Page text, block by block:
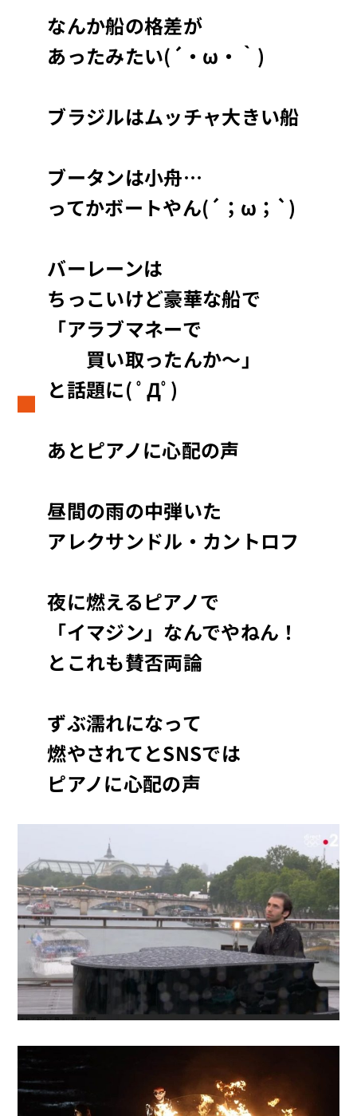
なんか船の格差が
あったみたい(´・ω・｀)
ブラジルはムッチャ大きい船
ブータンは小舟…
ってかボートやん(´；ω；`)
バーレーンは
ちっこいけど豪華な船で
「アラブマネーで
買い取ったんか～」
と話題に( ﾟДﾟ)
あとピアノに心配の声
昼間の雨の中弾いた
アレクサンドル・カントロフ
夜に燃えるピアノで
「イマジン」なんでやねん！
とこれも賛否両論
ずぶ濡れになって
燃やされてとSNSでは
ピアノに心配の声